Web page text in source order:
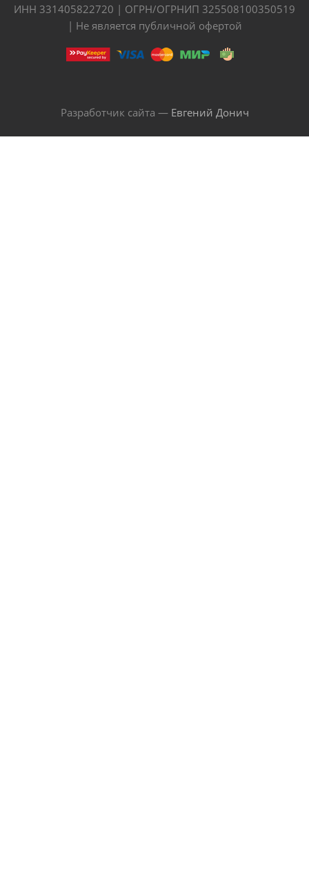
ИНН 331405822720 | ОГРН/ОГРНИП 325508100350519
| Не является публичной офертой
Разработчик сайта — Евгений Донич